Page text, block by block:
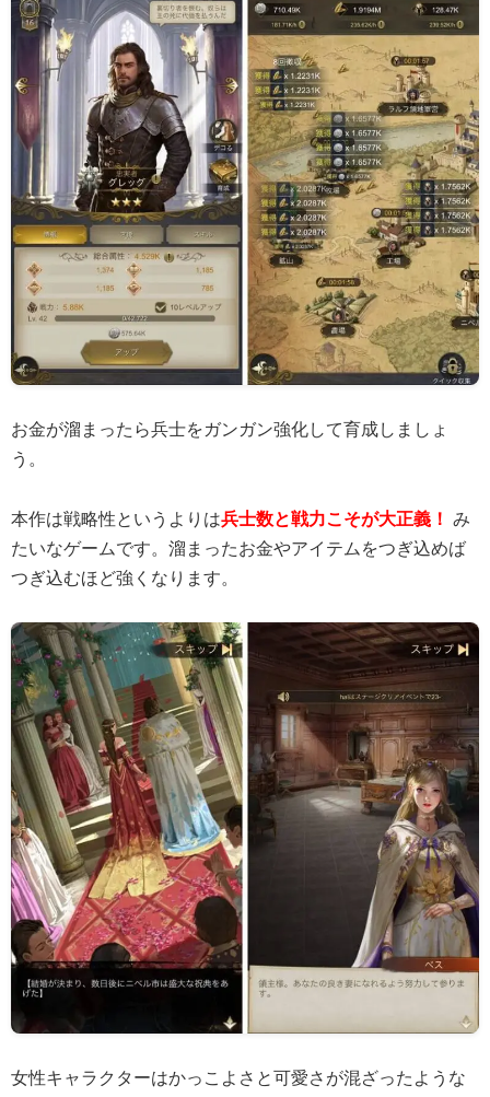
お金が溜まったら兵士をガンガン強化して育成しましょ
う。
本作は戦略性というよりは兵士数と戦力こそが大正義！ み
たいなゲームです。溜まったお金やアイテムをつぎ込めば
つぎ込むほど強くなります。
女性キャラクターはかっこよさと可愛さが混ざったような